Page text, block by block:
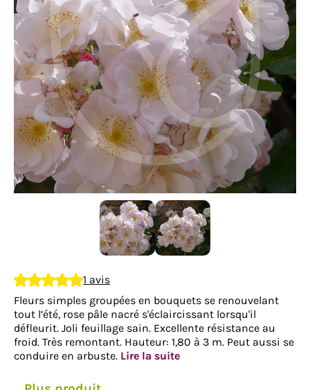
1 avis
Fleurs simples groupées en bouquets se renouvelant
tout l’été, rose pâle nacré s'éclaircissant lorsqu'il
défleurit. Joli feuillage sain. Excellente résistance au
froid. Très remontant. Hauteur: 1,80 à 3 m. Peut aussi se
conduire en arbuste. Lire la suite